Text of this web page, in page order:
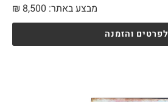
מבצע באתר:
₪ 8,500
לפרטים והזמנה